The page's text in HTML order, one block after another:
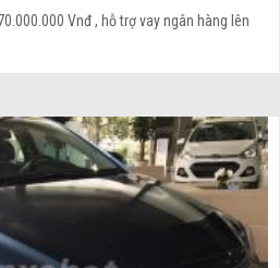
Vnđ , hỗ trợ vay ngân hàng lên